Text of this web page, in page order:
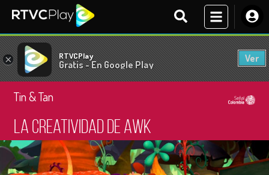
× RTVCPlay
Gratis - En Google Play
Ver
Tin & Tan
La creatividad de Awk